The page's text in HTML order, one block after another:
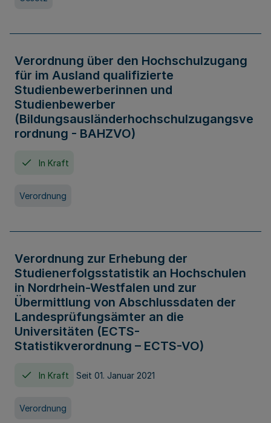
Verordnung über den Hochschulzugang
für im Ausland qualifizierte
Studienbewerberinnen und
Studienbewerber
(Bildungsausländerhochschulzugangsve
rordnung - BAHZVO)
In Kraft
Verordnung
Verordnung zur Erhebung der
Studienerfolgsstatistik an Hochschulen
in Nordrhein-Westfalen und zur
Übermittlung von Abschlussdaten der
Landesprüfungsämter an die
Universitäten (ECTS-
Statistikverordnung – ECTS-VO)
In Kraft Seit 01. Januar 2021
Verordnung